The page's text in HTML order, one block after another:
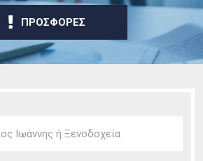
ΠΡΟΣΦΟΡΕΣ